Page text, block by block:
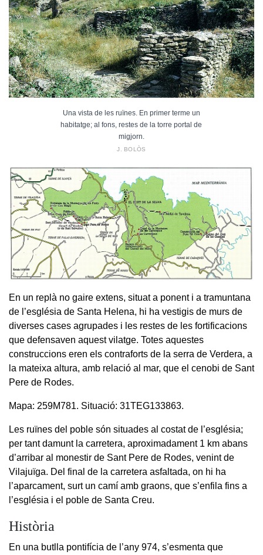
Una vista de les ruïnes. En primer terme un
habitatge; al fons, restes de la torre portal de
migjorn.
J. BOLÒS
En un replà no gaire extens, situat a ponent i a tramuntana
de l’església de Santa Helena, hi ha vestigis de murs de
diverses cases agrupades i les restes de les fortificacions
que defensaven aquest vilatge. Totes aquestes
construccions eren els contraforts de la serra de Verdera, a
la mateixa altura, amb relació al mar, que el cenobi de Sant
Pere de Rodes.
Mapa: 259M781. Situació: 31TEG133863.
Les ruïnes del poble són situades al costat de l’església;
per tant damunt la carretera, aproximadament 1 km abans
d’arribar al monestir de Sant Pere de Rodes, venint de
Vilajuïga. Del final de la carretera asfaltada, on hi ha
l’aparcament, surt un camí amb graons, que s’enfila fins a
l’església i el poble de Santa Creu.
Història
En una butlla pontifícia de l’any 974, s’esmenta que